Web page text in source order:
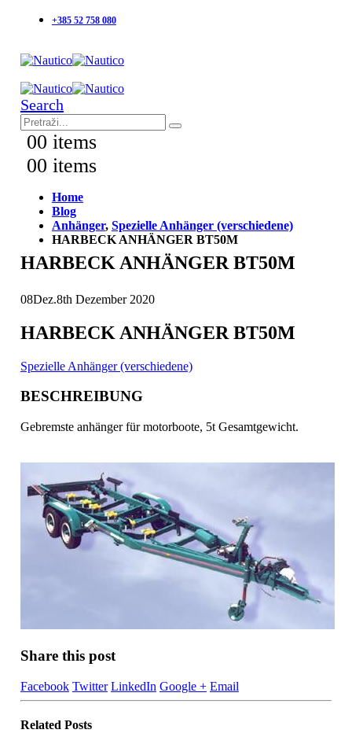
+385 52 758 080
Search
00 items
00 items
Home
Blog
Anhänger, Spezielle Anhänger (verschiedene)
HARBECK ANHÄNGER BT50M
HARBECK ANHÄNGER BT50M
08Dez.8th Dezember 2020
HARBECK ANHÄNGER BT50M
Spezielle Anhänger (verschiedene)
BESCHREIBUNG
Gebremste anhänger für motorboote, 5t Gesamtgewicht.
Share this post
Facebook Twitter LinkedIn Google + Email
Related Posts